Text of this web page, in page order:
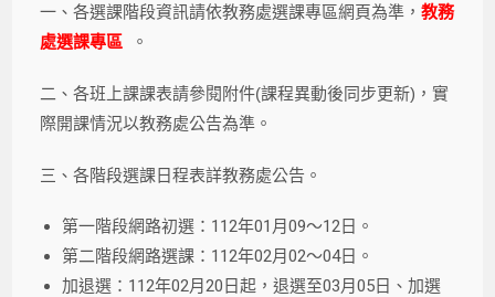
一、各選課階段資訊請依教務處選課專區網頁為準，教務
處選課專區
。
二、各班上課課表請參閱附件(課程異動後同步更新)，實
際開課情況以教務處公告為準。
三、各階段選課日程表詳教務處公告。
第一階段網路初選：112年01月09～12日。
第二階段網路選課：112年02月02～04日。
加退選：112年02月20日起，退選至03月05日、加選